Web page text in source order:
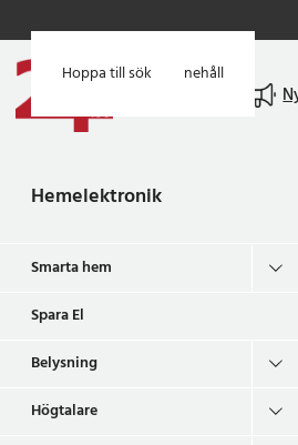
Hoppa till huvudinnehåll
Hoppa till sök
Hemelektronik
Smarta hem
Spara El
Belysning
Högtalare